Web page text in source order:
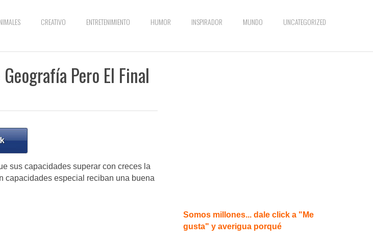
CREATIVO ENTRETENIMIENTO HUMOR INSPIRADOR MUNDO UNCATEGORIZED
Pero El Final
sus capacidades superar con creces la
capacidades especial reciban una buena
Somos millones... dale click a "Me
gusta" y averigua porqué